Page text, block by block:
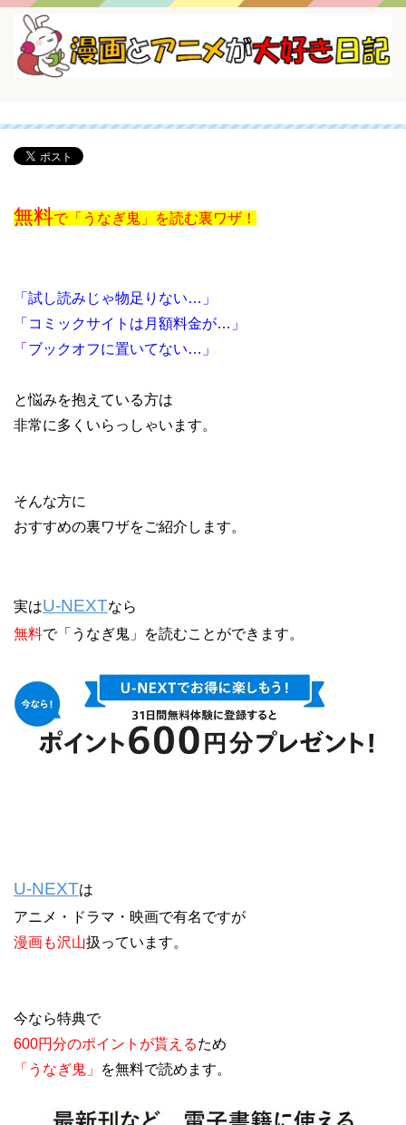
無料で「うなぎ鬼」を読む裏ワザ！
「試し読みじゃ物足りない…」
「コミックサイトは月額料金が…」
「ブックオフに置いてない…」
と悩みを抱えている方は
非常に多くいらっしゃいます。
そんな方に
おすすめの裏ワザをご紹介します。
実はU-NEXTなら
無料で「うなぎ鬼」を読むことができます。
U-NEXTは
アニメ・ドラマ・映画で有名ですが
漫画も沢山扱っています。
今なら特典で
600円分のポイントが貰えるため
「うなぎ鬼」
を無料で読めます。